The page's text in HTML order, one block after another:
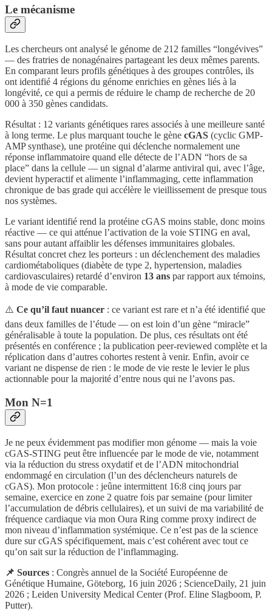
Le mécanisme
Les chercheurs ont analysé le génome de 212 familles “longévives”
— des fratries de nonagénaires partageant les deux mêmes parents.
En comparant leurs profils génétiques à des groupes contrôles, ils
ont identifié 4 régions du génome enrichies en gènes liés à la
longévité, ce qui a permis de réduire le champ de recherche de 20
000 à 350 gènes candidats.
Résultat : 12 variants génétiques rares associés à une meilleure santé
à long terme. Le plus marquant touche le gène cGAS (cyclic GMP-
AMP synthase), une protéine qui déclenche normalement une
réponse inflammatoire quand elle détecte de l’ADN “hors de sa
place” dans la cellule — un signal d’alarme antiviral qui, avec l’âge,
devient hyperactif et alimente l’inflammaging, cette inflammation
chronique de bas grade qui accélère le vieillissement de presque tous
nos systèmes.
Le variant identifié rend la protéine cGAS moins stable, donc moins
réactive — ce qui atténue l’activation de la voie STING en aval,
sans pour autant affaiblir les défenses immunitaires globales.
Résultat concret chez les porteurs : un déclenchement des maladies
cardiométaboliques (diabète de type 2, hypertension, maladies
cardiovasculaires) retardé d’environ 13 ans par rapport aux témoins,
à mode de vie comparable.
⚠️ Ce qu’il faut nuancer : ce variant est rare et n’a été identifié que
dans deux familles de l’étude — on est loin d’un gène “miracle”
généralisable à toute la population. De plus, ces résultats ont été
présentés en conférence ; la publication peer-reviewed complète et la
réplication dans d’autres cohortes restent à venir. Enfin, avoir ce
variant ne dispense de rien : le mode de vie reste le levier le plus
actionnable pour la majorité d’entre nous qui ne l’avons pas.
Mon N=1
Je ne peux évidemment pas modifier mon génome — mais la voie
cGAS-STING peut être influencée par le mode de vie, notamment
via la réduction du stress oxydatif et de l’ADN mitochondrial
endommagé en circulation (l’un des déclencheurs naturels de
cGAS). Mon protocole : jeûne intermittent 16:8 cinq jours par
semaine, exercice en zone 2 quatre fois par semaine (pour limiter
l’accumulation de débris cellulaires), et un suivi de ma variabilité de
fréquence cardiaque via mon Oura Ring comme proxy indirect de
mon niveau d’inflammation systémique. Ce n’est pas de la science
dure sur cGAS spécifiquement, mais c’est cohérent avec tout ce
qu’on sait sur la réduction de l’inflammaging.
📌 Sources : Congrès annuel de la Société Européenne de
Génétique Humaine, Göteborg, 16 juin 2026 ; ScienceDaily, 21 juin
2026 ; Leiden University Medical Center (Prof. Eline Slagboom, P.
Putter).